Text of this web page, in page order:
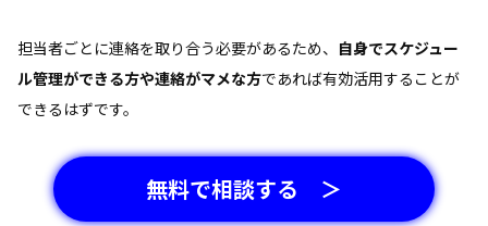
担当者ごとに連絡を取り合う必要があるため、 自身でスケジュー
ル管理ができる方や連絡がマメな方であれば有効活用することが
できるはずです。
無料で相談する ＞